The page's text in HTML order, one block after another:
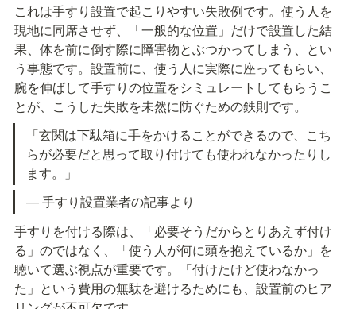
これは手すり設置で起こりやすい失敗例です。使う人を
現地に同席させず、「一般的な位置」だけで設置した結
果、体を前に倒す際に障害物とぶつかってしまう、とい
う事態です。設置前に、使う人に実際に座ってもらい、
腕を伸ばして手すりの位置をシミュレートしてもらうこ
とが、こうした失敗を未然に防ぐための鉄則です。
「玄関は下駄箱に手をかけることができるので、こち
らが必要だと思って取り付けても使われなかったりし
ます。」
— 手すり設置業者の記事より
手すりを付ける際は、「必要そうだからとりあえず付け
る」のではなく、「使う人が何に頭を抱えているか」を
聴いて選ぶ視点が重要です。「付けたけど使わなかっ
た」という費用の無駄を避けるためにも、設置前のヒア